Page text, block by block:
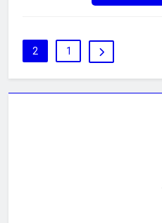
1
2